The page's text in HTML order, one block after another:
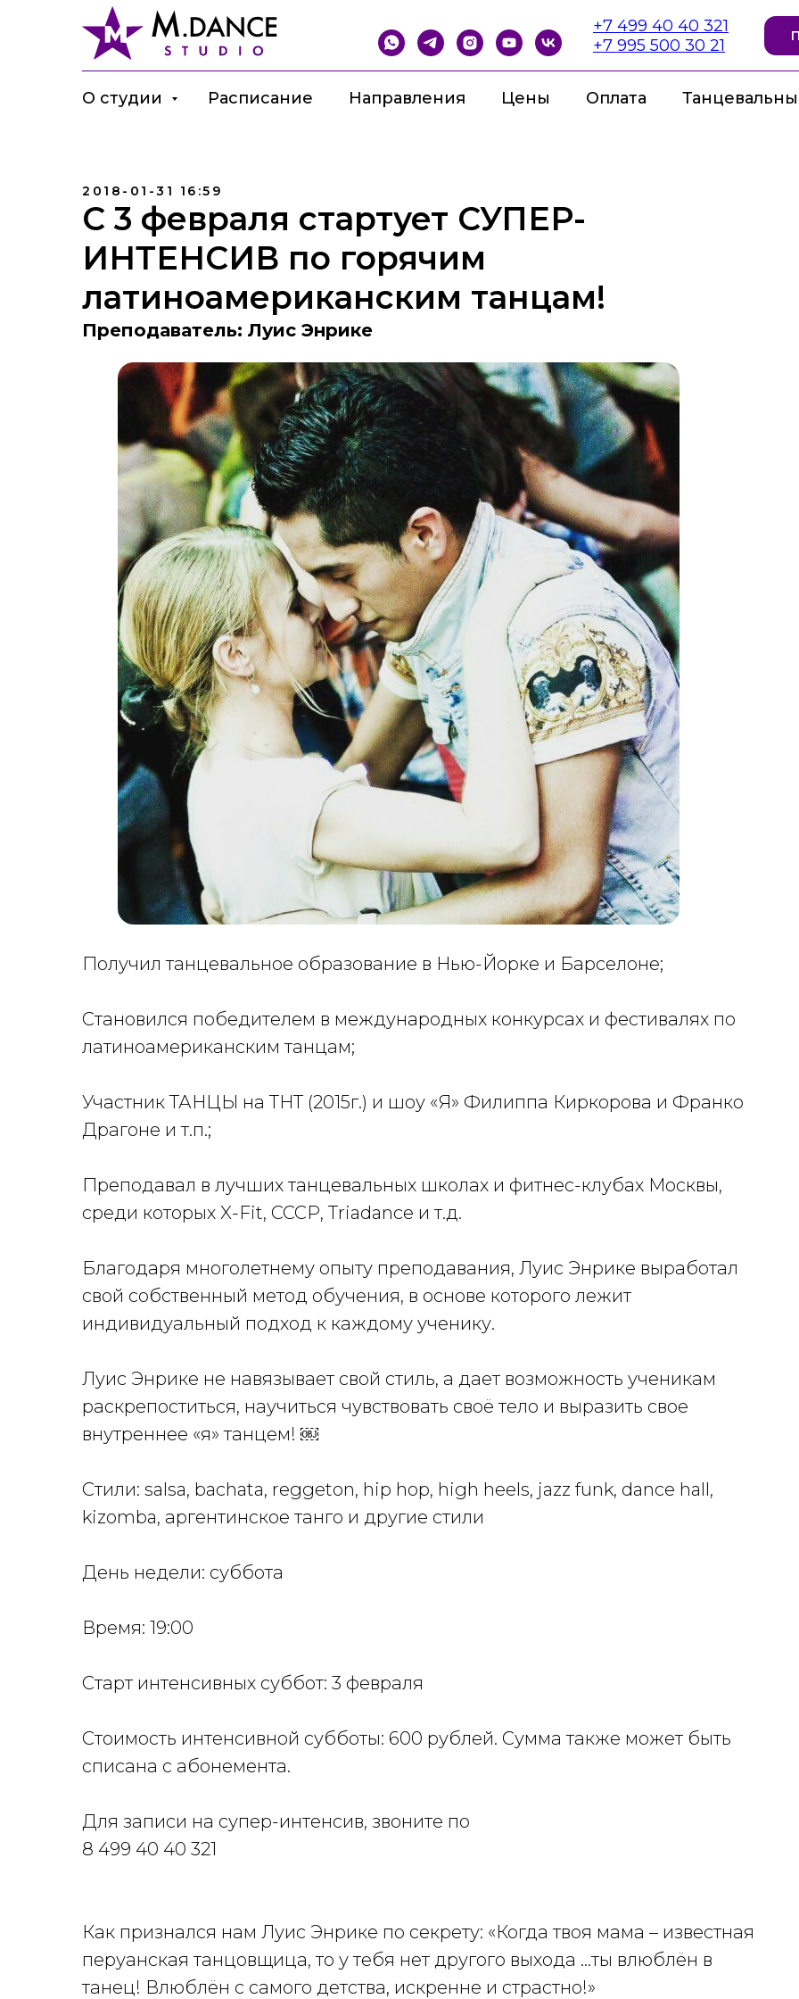
+7 499 40 40 321
+7 995 500 30 21
О студии Расписание Направления Цены Оплата
2018-01-31 16:59
C 3 февраля стартует СУПЕР-
ИНТЕНСИВ по горячим
латиноамериканским танцам!
Преподаватель: Луис Энрике
Получил танцевальное образование в Нью-Йорке и Барселоне;
Становился победителем в международных конкурсах и фестивалях по
латиноамериканским танцам;
Участник ТАНЦЫ на ТНТ (2015г.) и шоу «Я» Филиппа Киркорова и Франко
Драгоне и т.п.;
Преподавал в лучших танцевальных школах и фитнес-клубах Москвы,
среди которых X-Fit, СССР, Triadance и т.д.
Благодаря многолетнему опыту преподавания, Луис Энрике выработал
свой собственный метод обучения, в основе которого лежит
индивидуальный подход к каждому ученику.
Луис Энрике не навязывает свой стиль, а дает возможность ученикам
раскрепоститься, научиться чувствовать своё тело и выразить свое
внутреннее «я» танцем! ￼
Стили: salsa, bachata, reggeton, hip hop, high heels, jazz funk, dance hall,
kizomba, аргентинское танго и другие стили
День недели: суббота
Время: 19:00
Старт интенсивных суббот: 3 февраля
Стоимость интенсивной субботы: 600 рублей. Сумма также может быть
списана с абонемента.
Для записи на супер-интенсив, звоните по
8 499 40 40 321
Как признался нам Луис Энрике по секрету: «Когда твоя мама – известная
перуанская танцовщица, то у тебя нет другого выхода …ты влюблён в
танец! Влюблён с самого детства, искренне и страстно!»